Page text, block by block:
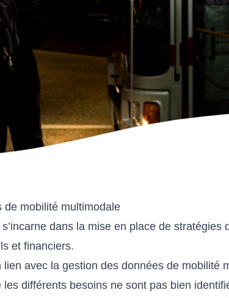
de mobilité multimodale
dans la mise en place de
et financiers.
avec la gestion des données de mobilité
différents besoins ne sont pas bien